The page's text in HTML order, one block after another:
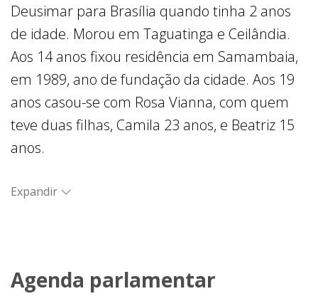
Deusimar para Brasília quando tinha 2 anos
de idade. Morou em Taguatinga e Ceilândia.
Aos 14 anos fixou residência em Samambaia,
em 1989, ano de fundação da cidade. Aos 19
anos casou-se com Rosa Vianna, com quem
teve duas filhas, Camila 23 anos, e Beatriz 15
anos.
muito cedo. Aos 14 anos começou a trabalhar
anos, no qual aprendeu o oficio de técnico em
gesso, garçom e motorista. Trabalhou no HFA
Expandir
Agenda parlamentar